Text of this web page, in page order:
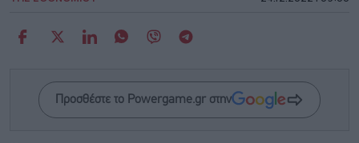
Προσθέστε το Powergame.gr στην